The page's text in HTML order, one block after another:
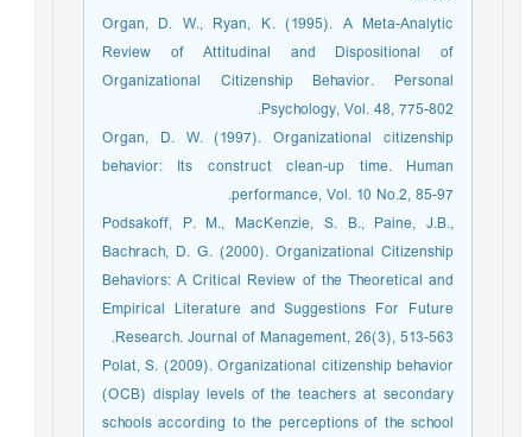
Organ, D. W., Ryan, K. (1995). A Meta-Analytic
Review of Attitudinal and Dispositional of
Organizational Citizenship Behavior. Personal
Psychology, Vol. 48, 775-802.
Organ, D. W. (1997). Organizational citizenship
behavior: Its construct clean-up time. Human
performance, Vol. 10 No.2, 85-97.
Podsakoff, P. M., MacKenzie, S. B., Paine, J.B.,
Bachrach, D. G. (2000). Organizational Citizenship
Behaviors: A Critical Review of the Theoretical and
Empirical Literature and Suggestions For Future
Research. Journal of Management, 26(3), 513-563.
Polat, S. (2009). Organizational citizenship behavior
(OCB) display levels of the teachers at secondary
schools according to the perceptions of the school